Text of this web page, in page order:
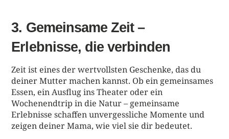
3. Gemeinsame Zeit –
Erlebnisse, die verbinden
Zeit ist eines der wertvollsten Geschenke, das du
deiner Mutter machen kannst. Ob ein gemeinsames
Essen, ein Ausflug ins Theater oder ein
Wochenendtrip in die Natur – gemeinsame
Erlebnisse schaffen unvergessliche Momente und
zeigen deiner Mama, wie viel sie dir bedeutet.